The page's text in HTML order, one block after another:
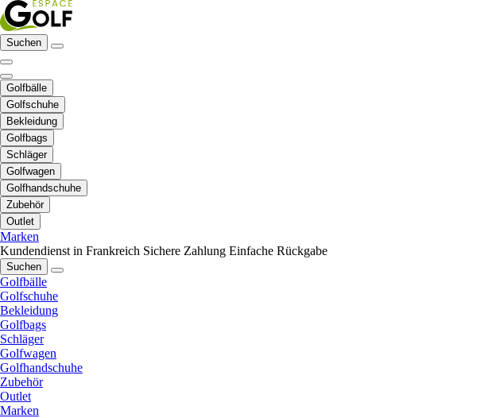
Suchen
Golfbälle
Golfschuhe
Bekleidung
Golfbags
Schläger
Golfwagen
Golfhandschuhe
Zubehör
Outlet
Marken
Kundendienst in Frankreich Sichere Zahlung Einfache Rückgabe
Suchen
Golfbälle
Golfschuhe
Bekleidung
Golfbags
Schläger
Golfwagen
Golfhandschuhe
Zubehör
Outlet
Marken